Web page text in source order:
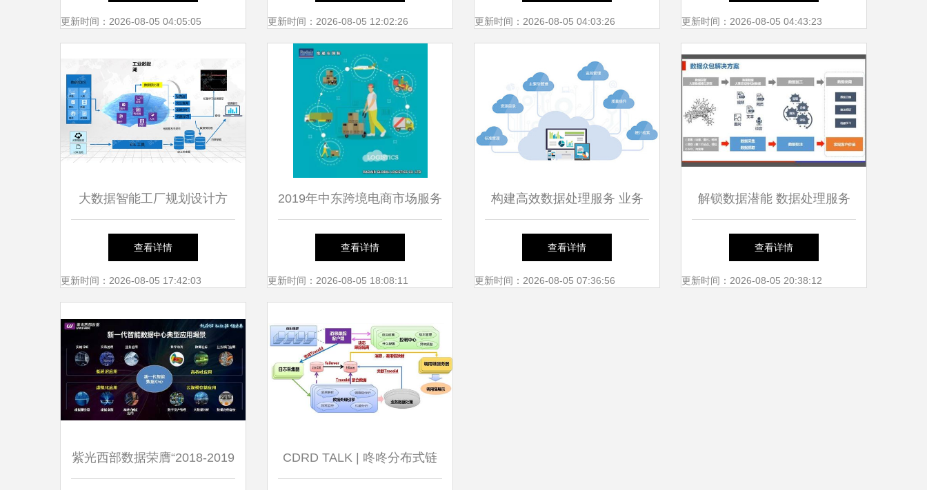
更新时间：2026-08-05 04:05:05 务护城河
更新时间：2026-08-05 12:02:26 防控应急处置演练
更新时间：2026-08-05 04:03:26 度
更新时间：2026-08-05 04:43:23
大数据智能工厂规划设计方
案.ppt
查看详情
更新时间：2026-08-05 17:42:03
2019年中东跨境电商市场服务
数据分析
查看详情
更新时间：2026-08-05 18:08:11
构建高效数据处理服务 业务
解决方案的核心引擎
查看详情
更新时间：2026-08-05 07:36:56
解锁数据潜能 数据处理服务
如何激活大数据的核心价值
查看详情
更新时间：2026-08-05 20:38:12
紫光西部数据荣膺“2018-2019 CDRD TALK | 咚咚分布式链